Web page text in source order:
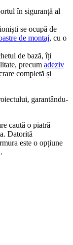
în siguranță al
se ocupă de
de montaj, cu o
de bază, îți
precum adeziv
completă și
garantându-
caută o piatră
Datorită
este o opțiune